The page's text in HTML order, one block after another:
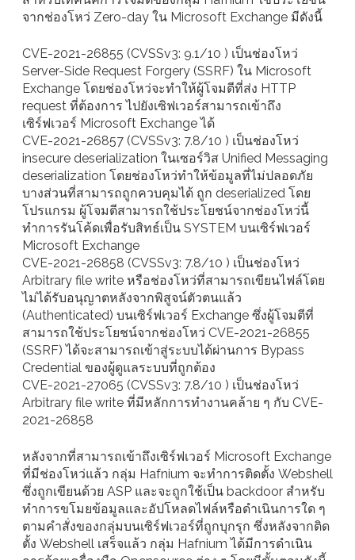
จากช่องโหว่ Zero-day ใน Microsoft Exchange มีดังนี้
CVE-2021-26855 (CVSSv3: 9.1/10 ) เป็นช่องโหว่
Server-Side Request Forgery (SSRF) ใน Microsoft
Exchange โดยช่องโหว่จะทำให้ผู้โจมตีที่ส่ง HTTP
request ที่ต้องการ ไปยังเซิฟเวอร์สามารถเข้าถึง
เซิร์ฟเวอร์ Microsoft Exchange ได้
CVE-2021-26857 (CVSSv3: 7.8/10 ) เป็นช่องโหว่
insecure deserialization ในเซอร์วิส Unified Messaging
deserialization โดยช่องโหว่ทำให้ข้อมูลที่ไม่ปลอดภัย
บางส่วนที่สามารถถูกควบคุมได้ ถูก deserialized โดย
โปรแกรม ผู้โจมตีสามารถใช้ประโยชน์จากช่องโหว่นี้
ทำการรันโค้ดเพื่อรับสิทธ์เป็น SYSTEM บนเซิร์ฟเวอร์
Microsoft Exchange
CVE-2021-26858 (CVSSv3: 7.8/10 ) เป็นช่องโหว่
Arbitrary file write หรือช่องโหว่ที่สามารถเขียนไฟล์โดย
ไม่ได้รับอนุญาตหลังจากพิสูจน์ตัวตนแล้ว
(Authenticated) บนเซิร์ฟเวอร์ Exchange ซึ่งผู้โจมตีที่
สามารถใช้ประโยชน์จากช่องโหว่ CVE-2021-26855
(SSRF) ได้จะสามารถเข้าสู่ระบบได้ผ่านการ Bypass
Credential ของผู้ดูแลระบบที่ถูกต้อง
CVE-2021-27065 (CVSSv3: 7.8/10 ) เป็นช่องโหว่
Arbitrary file write ที่มีหลักการทำงานคล้าย ๆ กับ CVE-
2021-26858
หลังจากที่สามารถเข้าถึงเซิร์ฟเวอร์ Microsoft Exchange
ที่มีช่องโหว่แล้ว กลุ่ม Hafnium จะทำการติดตั้ง Webshell
ซึ่งถูกเขียนด้วย ASP และจะถูกใช้เป็น backdoor สำหรับ
ทำการขโมยข้อมูลและอัปโหลดไฟล์หรือดำเนินการใด ๆ
ตามคำสั่งของกลุ่มบนเซิร์ฟเวอร์ที่ถูกบุกรุก ซึ่งหลังจากติด
ตั้ง Webshell เสร็จแล้ว กลุ่ม Hafnium ได้มีการดำเนิน